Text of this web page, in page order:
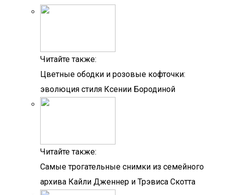
Читайте также:
Цветные ободки и розовые кофточки:
эволюция стиля Ксении Бородиной
Читайте также:
Самые трогательные снимки из семейного
архива Кайли Дженнер и Трэвиса Скотта